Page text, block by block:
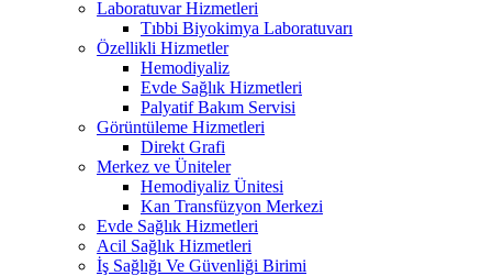
Laboratuvar Hizmetleri
Tıbbi Biyokimya Laboratuvarı
Özellikli Hizmetler
Hemodiyaliz
Evde Sağlık Hizmetleri
Palyatif Bakım Servisi
Görüntüleme Hizmetleri
Direkt Grafi
Merkez ve Üniteler
Hemodiyaliz Ünitesi
Kan Transfüzyon Merkezi
Evde Sağlık Hizmetleri
Acil Sağlık Hizmetleri
İş Sağlığı Ve Güvenliği Birimi